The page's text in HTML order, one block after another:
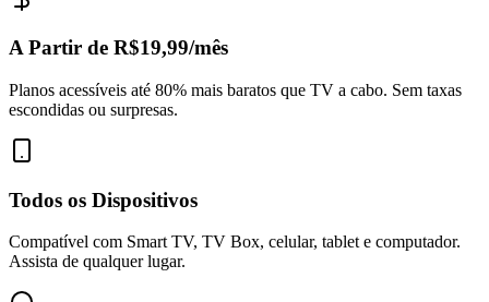
A Partir de R$19,99/mês
Planos acessíveis até 80% mais baratos que TV a cabo. Sem taxas
escondidas ou surpresas.
Todos os Dispositivos
Compatível com Smart TV, TV Box, celular, tablet e computador.
Assista de qualquer lugar.